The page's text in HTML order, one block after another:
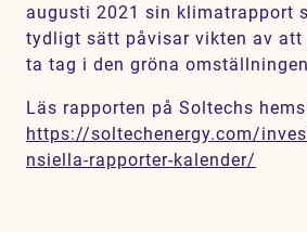
augusti 2021 sin klimatrapport
tydligt sätt påvisar vikten av att
ta tag i den gröna
Läs rapporten på Soltechs
https://soltechenergy.com/
nsiella-rapporter-kalender/